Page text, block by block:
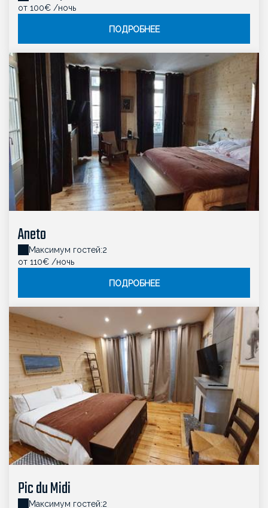
oт 100€ /ночь
ПОДРОБНЕЕ
Aneto
Максимум гостей:2
oт 110€ /ночь
ПОДРОБНЕЕ
Pic du Midi
Максимум гостей:2